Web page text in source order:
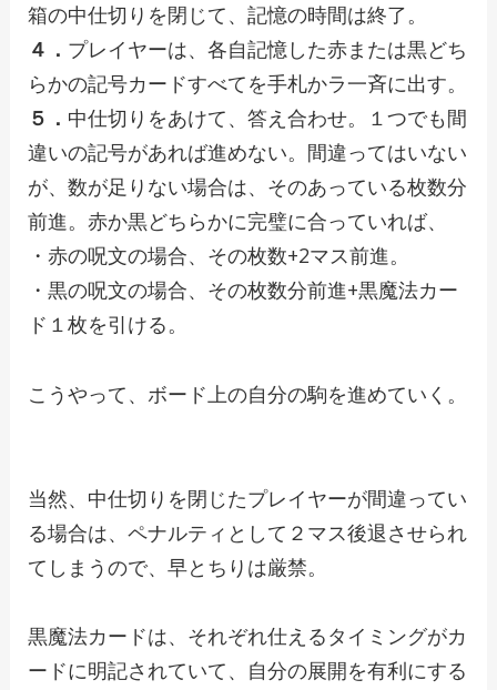
箱の中仕切りを閉じて、記憶の時間は終了。
４． プレイヤーは、各自記憶した赤または黒どち
らかの記号カードすべてを手札かラ一斉に出す。
５． 中仕切りをあけて、答え合わせ。１つでも間
違いの記号があれば進めない。間違ってはいない
が、数が足りない場合は、そのあっている枚数分
前進。赤か黒どちらかに完璧に合っていれば、
・赤の呪文の場合、その枚数+2マス前進。
・黒の呪文の場合、その枚数分前進+黒魔法カー
ド１枚を引ける。
こうやって、ボード上の自分の駒を進めていく。
当然、中仕切りを閉じたプレイヤーが間違ってい
る場合は、ペナルティとして２マス後退させられ
てしまうので、早とちりは厳禁。
黒魔法カードは、それぞれ仕えるタイミングがカ
ードに明記されていて、自分の展開を有利にする